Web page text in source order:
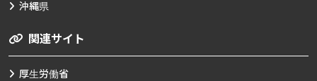
沖縄県
関連サイト
厚生労働省